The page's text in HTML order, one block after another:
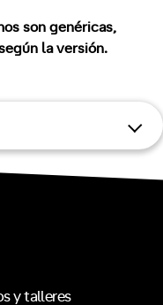
son genéricas,
la versión.
y talleres